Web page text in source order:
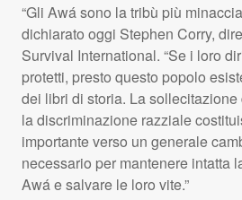
“Gli Awá sono la tribù più
dichiarato oggi Stephen Corry,
Survival International. “Se i loro
protetti, presto questo popolo
dei libri di storia. La sollecitazione
la discriminazione razziale
importante verso un generale
necessario per mantenere intatta
Awá e salvare le loro vite.”